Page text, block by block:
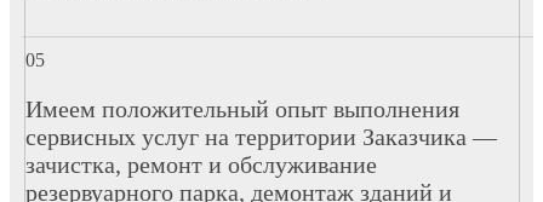
Имеем положительный опыт выполнения
сервисных услуг на территории Заказчика —
зачистка, ремонт и обслуживание
резервуарного парка, демонтаж зданий и